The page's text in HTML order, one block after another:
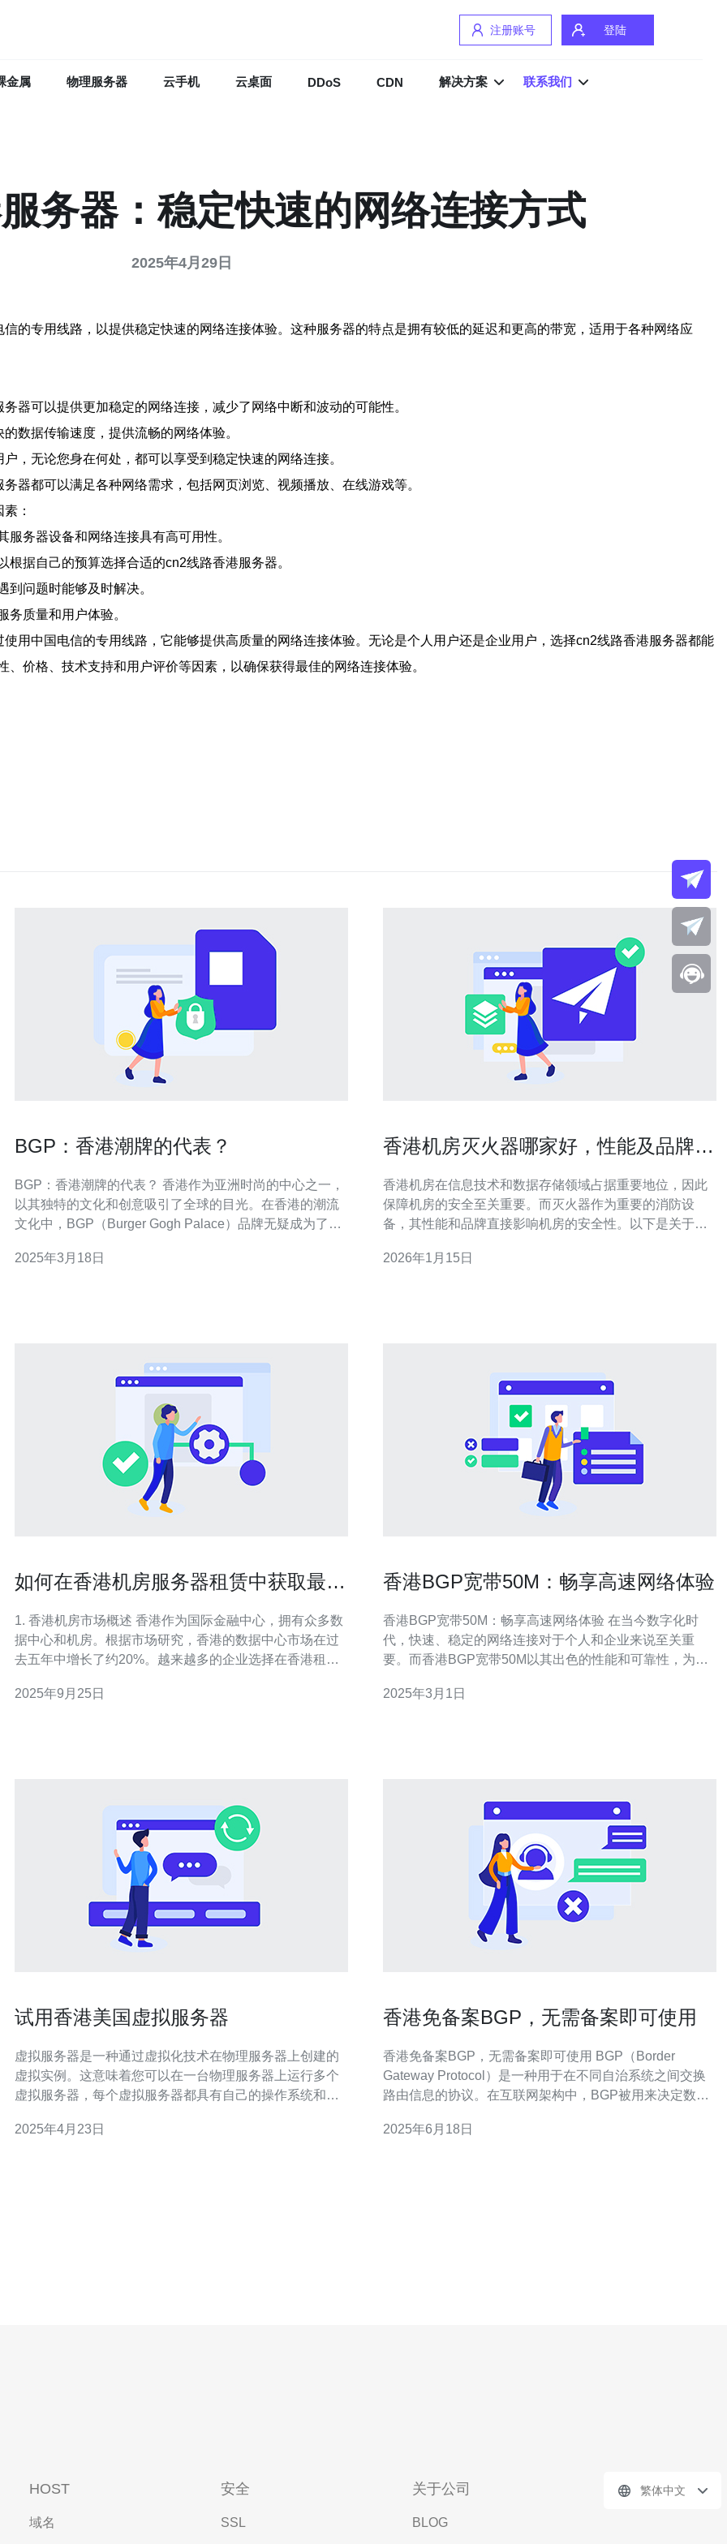
注册账号 登陆
金属 物理服务器 云手机 云桌面 DDoS CDN 解决方案 联系我们
务器：稳定快速的网络连接方式
2025年4月29日
的专用线路，以提供稳定快速的网络连接体验。这种服务器的特点是拥有较低的延迟和更高的带宽，适用于各种网络应
器可以提供更加稳定的网络连接，减少了网络中断和波动的可能性。
数据传输速度，提供流畅的网络体验。
，无论您身在何处，都可以享受到稳定快速的网络连接。
器都可以满足各种网络需求，包括网页浏览、视频播放、在线游戏等。
：
务器设备和网络连接具有高可用性。
据自己的预算选择合适的cn2线路香港服务器。
问题时能够及时解决。
务质量和用户体验。
用中国电信的专用线路，它能够提供高质量的网络连接体验。无论是个人用户还是企业用户，选择cn2线路香港服务器都能
价格、技术支持和用户评价等因素，以确保获得最佳的网络连接体验。
BGP：香港潮牌的代表？
BGP：香港潮牌的代表？ 香港作为亚洲时尚的中心之一，
以其独特的文化和创意吸引了全球的目光。在香港的潮流
文化中，BGP（Burger Gogh Palace）品牌无疑成为了代
爱好者的喜爱。 BGP品牌的创始人是香港本地设计师小
2025年3月18日
香港机房灭火器哪家好，性能及品牌推
香港机房在信息技术和数据存储领域占据重要地位，因此
保障机房的安全至关重要。而灭火器作为重要的消防设
备，其性能和品牌直接影响机房的安全性。以下是关于香
器的种类有哪些？ 在香港，机房常用的灭火器主要有以下
2026年1月15日
如何在香港机房服务器租赁中获取最佳
1. 香港机房市场概述 香港作为国际金融中心，拥有众多数
据中心和机房。根据市场研究，香港的数据中心市场在过
去五年中增长了约20%。越来越多的企业选择在香港租赁
业通常会关注三个主要因素：数据中心的地理位置、网络
2025年9月25日
香港BGP宽带50M：畅享高速网络体验
香港BGP宽带50M：畅享高速网络体验 在当今数字化时
代，快速、稳定的网络连接对于个人和企业来说至关重
要。而香港BGP宽带50M以其出色的性能和可靠性，为用
2025年3月1日
试用香港美国虚拟服务器
虚拟服务器是一种通过虚拟化技术在物理服务器上创建的
虚拟实例。这意味着您可以在一台物理服务器上运行多个
虚拟服务器，每个虚拟服务器都具有自己的操作系统和资
同时降低了成本。 香港和美国是全球最受欢迎的虚拟服务
2025年4月23日
香港免备案BGP，无需备案即可使用
香港免备案BGP，无需备案即可使用 BGP（Border
Gateway Protocol）是一种用于在不同自治系统之间交换
路由信息的协议。在互联网架构中，BGP被用来决定数据
是一个信息交流频繁的地区，拥有强大的网络基础设施和
2025年6月18日
HOST
域名
安全
SSL
关于公司
BLOG
繁体中文